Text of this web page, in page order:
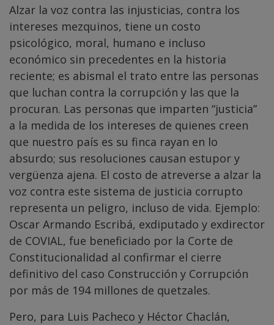
Alzar la voz contra las injusticias, contra los
intereses mezquinos, tiene un costo
psicológico, moral, humano e incluso
económico sin precedentes en la historia
reciente; es abismal el trato entre las personas
que luchan contra la corrupción y las que la
procuran. Las personas que imparten “justicia”
a la medida de los intereses de quienes creen
que nuestro país es su finca rayan en lo
absurdo; sus resoluciones causan estupor y
vergüenza ajena. El costo de atreverse a alzar la
voz contra este sistema de justicia corrupto
representa un peligro, incluso de vida. Ejemplo:
Oscar Armando Escribá, exdiputado y exdirector
de COVIAL, fue beneficiado por la Corte de
Constitucionalidad al confirmar el cierre
definitivo del caso Construcción y Corrupción
por más de 194 millones de quetzales.
Pero, para Luis Pacheco y Héctor Chaclán,